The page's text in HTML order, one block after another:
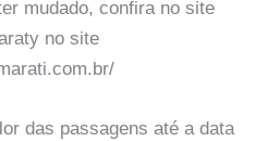
mudado, confira no site
no site
das passagens até a data